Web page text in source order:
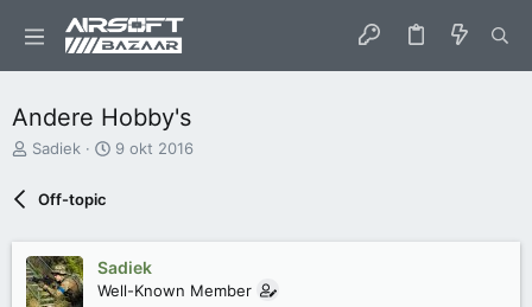
Andere Hobby's
O
w
e
r
Sadiek
S
a
t
9 okt 2016
Off-topic
Sadiek
Well-Known Member